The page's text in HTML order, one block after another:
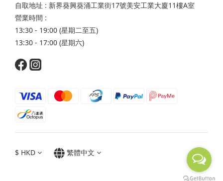
自取地址 : 新界葵興葵涌工業街17號美安工業大廈11樓A室
營業時間 :
13:30 - 19:00 (星期二至五)
13:30 - 17:00 (星期六)
$ HKD 繁體中文